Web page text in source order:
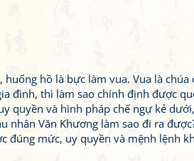
hồ là bực làm vua. Vua là chúa
đình, thì làm sao chính định được
quyền và hình pháp chế ngự kẻ
nhân Văn Khương làm sao đi ra
đúng mức, uy quyền và mệnh lệnh